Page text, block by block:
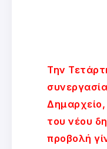
Την
του νέου
προβολή